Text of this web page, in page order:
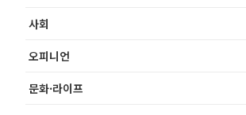
사회
오피니언
문화·라이프